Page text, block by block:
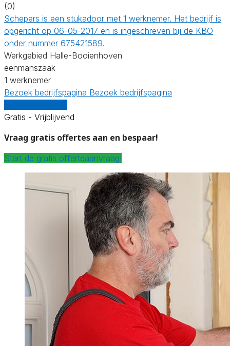
(0)
Schepers is een stukadoor met 1 werknemer. Het bedrijf is
opgericht op 06-05-2017 en is ingeschreven bij de KBO
onder nummer 675421589.
Werkgebied Halle-Booienhoven
eenmanszaak
1 werknemer
Bezoek bedrijfspagina Bezoek bedrijfspagina
Gratis - Vrijblijvend
Vraag gratis offertes aan en bespaar!
Start de gratis offerteaanvraag!